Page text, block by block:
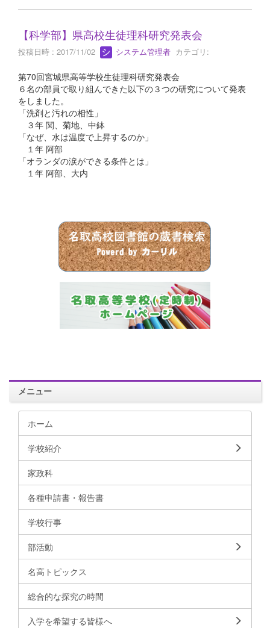
【科学部】県高校生徒理科研究発表会
投稿日時 : 2017/11/02 システム管理者 カテゴリ:
第70回宮城県高等学校生徒理科研究発表会
６名の部員で取り組んできた以下の３つの研究について発表
をしました。
「洗剤と汚れの相性」
３年 関、菊地、中鉢
「なぜ、水は温度で上昇するのか」
１年 阿部
「オランダの涙ができる条件とは」
１年 阿部、大内
メニュー
ホーム
学校紹介
家政科
各種申請書・報告書
学校行事
部活動
名高トピックス
総合的な探究の時間
入学を希望する皆様へ